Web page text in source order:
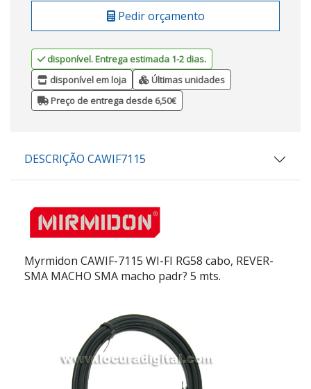
Pedir orçamento
disponível. Entrega estimada 1-2 dias.
disponível em loja
Últimas unidades
Preço de entrega desde 6,50€
DESCRIÇÃO CAWIF7115
Myrmidon CAWIF-7115 WI-FI RG58 cabo, REVER-
SMA MACHO SMA macho padr? 5 mts.